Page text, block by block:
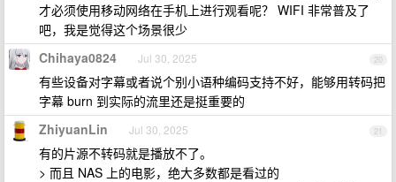
才必须使用移动网络在手机上进行观看呢？ WIFI 非常普及了
吧，我是觉得这个场景很少
20
Chihaya0824 Jul 30, 2025
有些设备对字幕或者说个别小语种编码支持不好，能够用转码把
字幕 burn 到实际的流里还是挺重要的
21
ZhiyuanLin Jul 30, 2025
有的片源不转码就是播放不了。
> 而且 NAS 上的电影，绝大多数都是看过的